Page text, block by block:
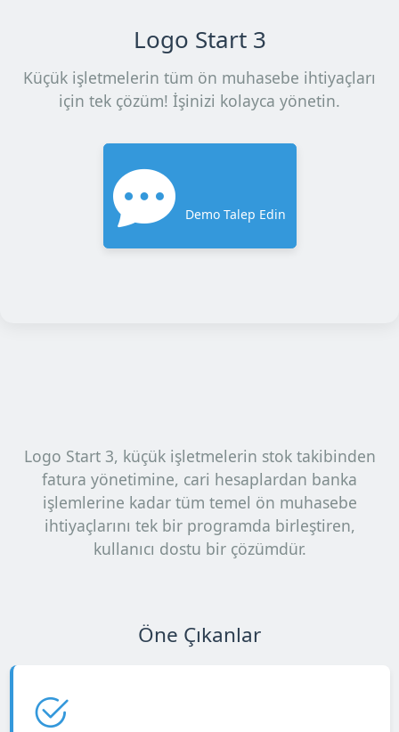
Logo Start 3
Küçük işletmelerin tüm ön muhasebe ihtiyaçları
için tek çözüm! İşinizi kolayca yönetin.
Demo Talep Edin
Logo Start 3, küçük işletmelerin stok takibinden
fatura yönetimine, cari hesaplardan banka
işlemlerine kadar tüm temel ön muhasebe
ihtiyaçlarını tek bir programda birleştiren,
kullanıcı dostu bir çözümdür.
Öne Çıkanlar